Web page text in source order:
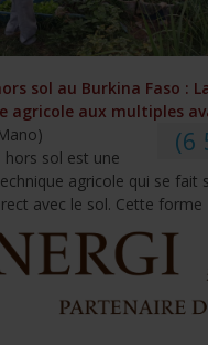
sol au Burkina Faso :
agricole aux multiples
(6
hors sol est une
agricole qui se fait
avec le sol. Cette forme